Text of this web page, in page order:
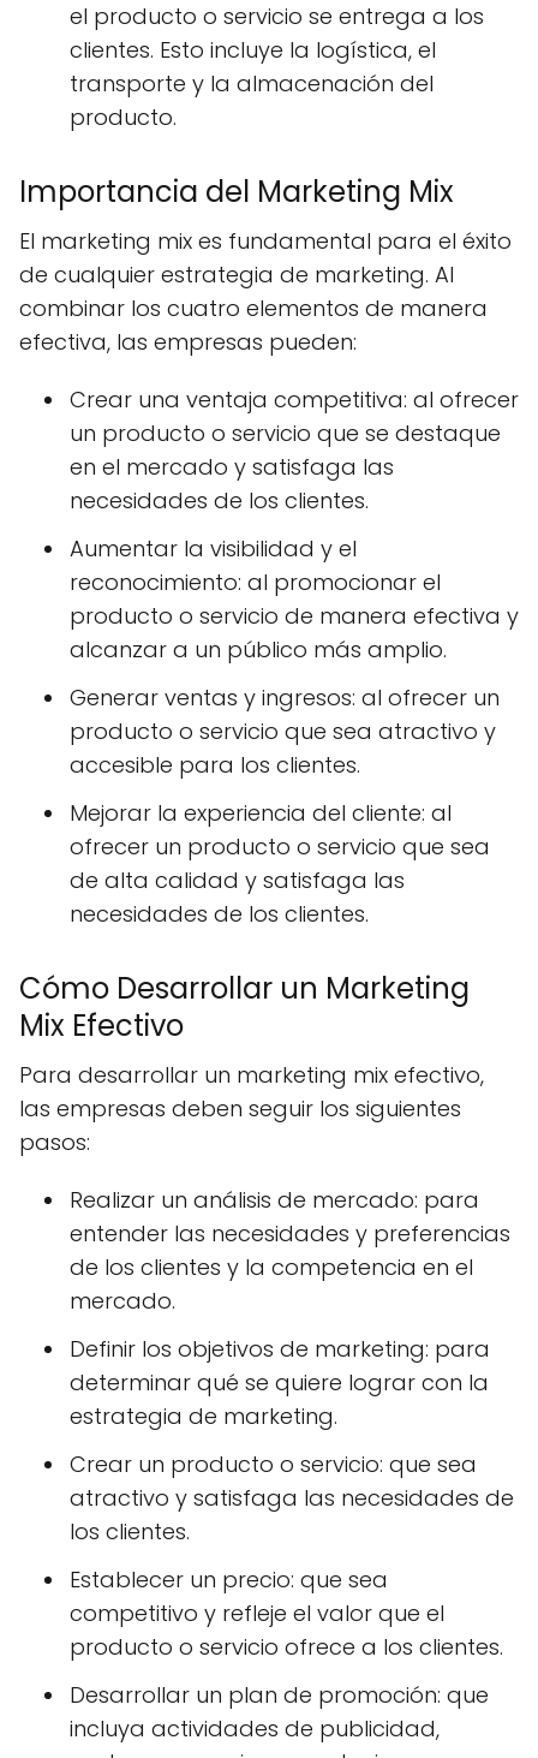
el producto o servicio se entrega a los
clientes. Esto incluye la logística, el
transporte y la almacenación del
producto.
Importancia del Marketing Mix
El marketing mix es fundamental para el éxito
de cualquier estrategia de marketing. Al
combinar los cuatro elementos de manera
efectiva, las empresas pueden:
Crear una ventaja competitiva: al ofrecer
un producto o servicio que se destaque
en el mercado y satisfaga las
necesidades de los clientes.
Aumentar la visibilidad y el
reconocimiento: al promocionar el
producto o servicio de manera efectiva y
alcanzar a un público más amplio.
Generar ventas y ingresos: al ofrecer un
producto o servicio que sea atractivo y
accesible para los clientes.
Mejorar la experiencia del cliente: al
ofrecer un producto o servicio que sea
de alta calidad y satisfaga las
necesidades de los clientes.
Cómo Desarrollar un Marketing
Mix Efectivo
Para desarrollar un marketing mix efectivo,
las empresas deben seguir los siguientes
pasos:
Realizar un análisis de mercado: para
entender las necesidades y preferencias
de los clientes y la competencia en el
mercado.
Definir los objetivos de marketing: para
determinar qué se quiere lograr con la
estrategia de marketing.
Crear un producto o servicio: que sea
atractivo y satisfaga las necesidades de
los clientes.
Establecer un precio: que sea
competitivo y refleje el valor que el
producto o servicio ofrece a los clientes.
Desarrollar un plan de promoción: que
incluya actividades de publicidad,